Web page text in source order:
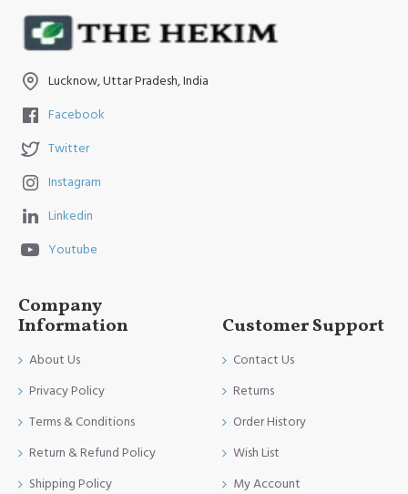
Lucknow, Uttar Pradesh, India
Facebook
Twitter
Instagram
Linkedin
Youtube
Company
Information
About Us
Privacy Policy
Terms & Conditions
Return & Refund Policy
Shipping Policy
Customer Support
Contact Us
Returns
Order History
Wish List
My Account